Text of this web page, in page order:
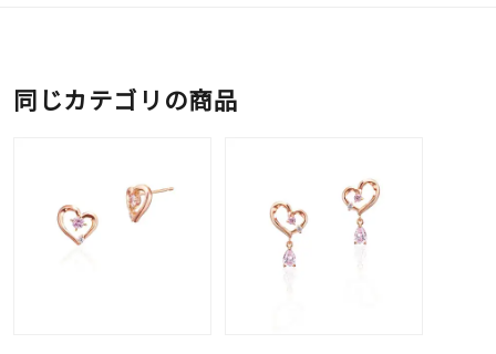
同じカテゴリの商品